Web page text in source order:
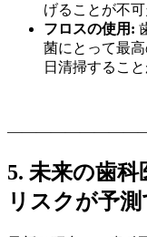
げることが不可
フロスの使用:
菌にとって最
日清掃するこ
5. 未来の歯
リスクが予